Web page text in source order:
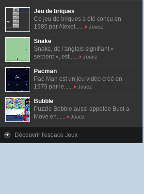
Jeu de briques
Ce jeu de briques a été conçu en
1985 par Alexei......
Jouez
Snake
Snake, de l'anglais signifiant «
serpent », est......
Jouez
Pacman
Pac-Man est un jeu vidéo créé en
1979 par le......
Jouez
Bubble
Puzzle Bobble aussi appelée Bust-a-
Move en......
Jouez
Découvrir l'espace Jeux